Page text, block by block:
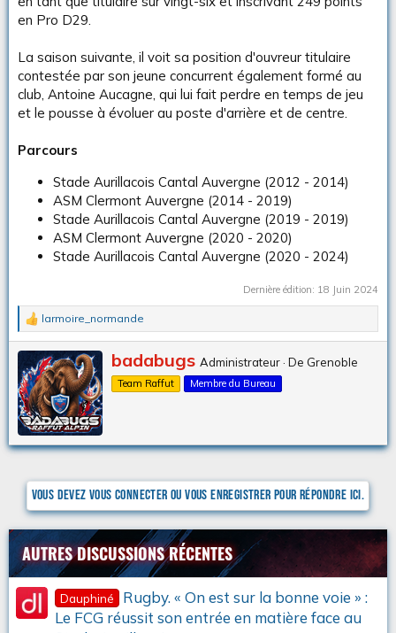
en Pro D29.
La saison suivante, il voit sa position d'ouvreur titulaire
contestée par son jeune concurrent également formé au
club, Antoine Aucagne, qui lui fait perdre en temps de jeu
et le pousse à évoluer au poste d'arrière et de centre.
Parcours
Stade Aurillacois Cantal Auvergne (2012 - 2014)
ASM Clermont Auvergne (2014 - 2019)
Stade Aurillacois Cantal Auvergne (2019 - 2019)
ASM Clermont Auvergne (2020 - 2020)
Stade Aurillacois Cantal Auvergne (2020 - 2024)
Dernière édition: 18 Juin 2024
L
e
s
r
é
a
c
t
i
o
s
larmoire_normande
É
c
r
a
badabugs Administrateur· De Grenoble
Team Raffut Membre du Bureau
Vous devez vous connecter ou vous enregistrer pour répondre ici.
AUTRES DISCUSSIONS RÉCENTES
Dauphiné
Rugby. « On est sur la bonne voie » :
Le FCG réussit son entrée en matière face au